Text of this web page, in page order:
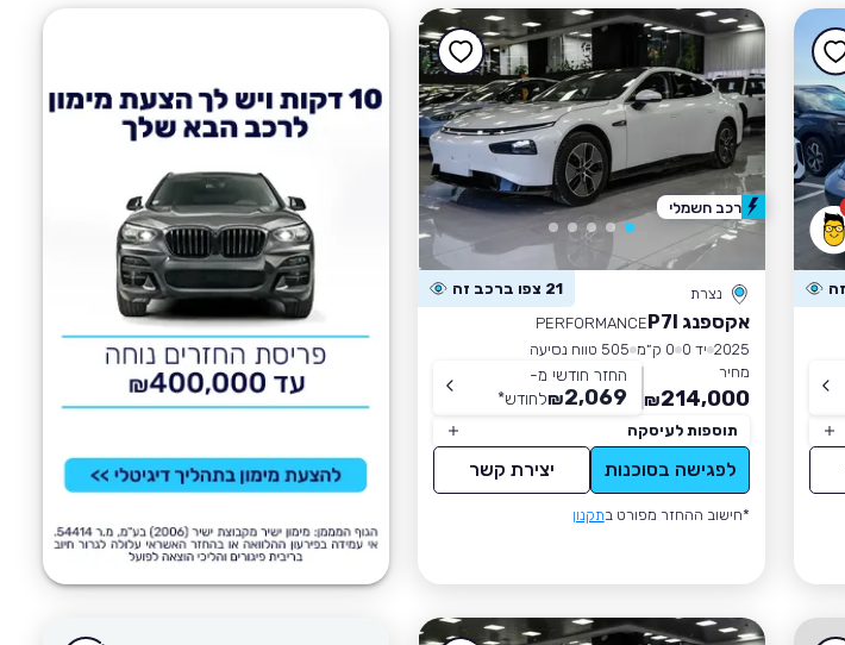
נצרת 21 צפו ברכב זה
אקספנג P7I
PERFORMANCE
2025 יד 0 0 ק״מ
505 טווח נסיעה
מחיר
214,000
₪
החזר חודשי מ-
2,069
₪לחודש*
תוספות לעיסקה
לפגישה בסוכנות יצירת קשר
*חישוב ההחזר מפורט בתקנון
רכב חשמלי